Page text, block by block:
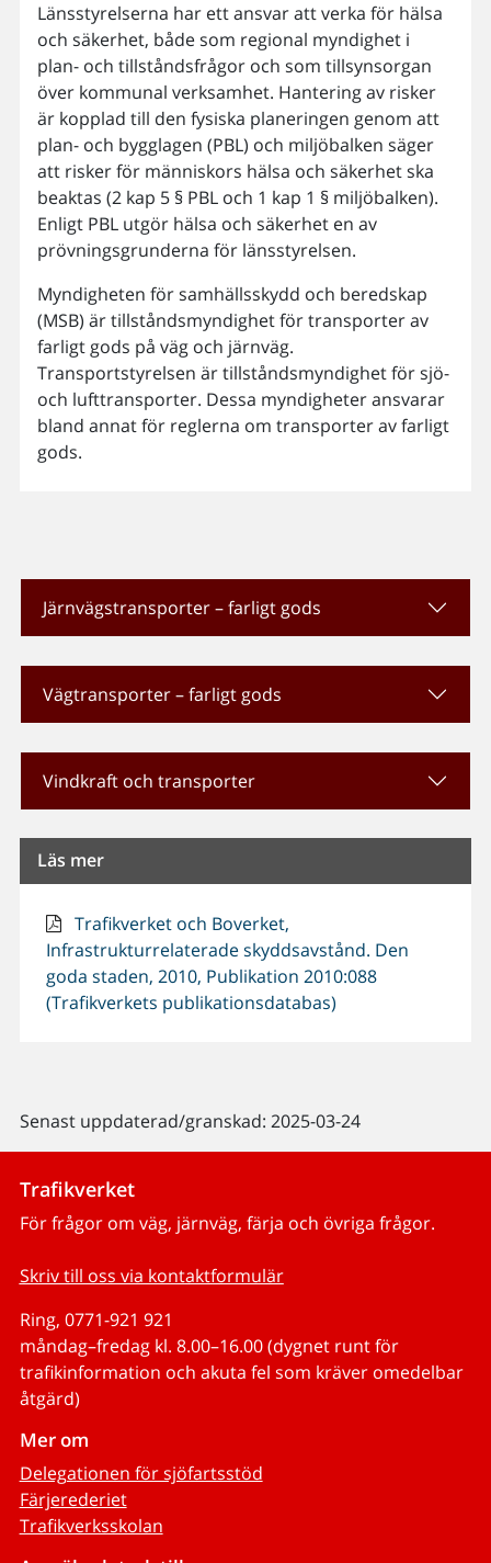
Länsstyrelserna har ett ansvar att verka för hälsa
och säkerhet, både som regional myndighet i
plan- och tillståndsfrågor och som tillsynsorgan
över kommunal verksamhet. Hantering av risker
är kopplad till den fysiska planeringen genom att
plan- och bygglagen (PBL) och miljöbalken säger
att risker för människors hälsa och säkerhet ska
beaktas (2 kap 5 § PBL och 1 kap 1 § miljöbalken).
Enligt PBL utgör hälsa och säkerhet en av
prövningsgrunderna för länsstyrelsen.
Myndigheten för samhällsskydd och beredskap
(MSB) är tillståndsmyndighet för transporter av
farligt gods på väg och järnväg.
Transportstyrelsen är tillståndsmyndighet för sjö-
och lufttransporter. Dessa myndigheter ansvarar
bland annat för reglerna om transporter av farligt
gods.
Järnvägstransporter – farligt gods
Vägtransporter – farligt gods
Vindkraft och transporter
Läs mer
Trafikverket och Boverket,
Infrastrukturrelaterade skyddsavstånd. Den
goda staden, 2010, Publikation 2010:088
(Trafikverkets publikationsdatabas)
Senast uppdaterad/granskad: 2025-03-24
Trafikverket
För frågor om väg, järnväg, färja och övriga frågor.
Skriv till oss via kontaktformulär
Ring, 0771-921 921
måndag–fredag kl. 8.00–16.00 (dygnet runt för
trafikinformation och akuta fel som kräver omedelbar
åtgärd)
Mer om
Delegationen för sjöfartsstöd
Färjerederiet
Trafikverksskolan